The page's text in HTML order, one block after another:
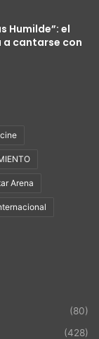
Humilde”: el
a cantarse con
cine
Arena
(80)
(428)